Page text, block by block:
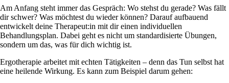
Am Anfang steht immer das Gespräch: Wo stehst du gerade? Was fällt
dir schwer? Was möchtest du wieder können? Darauf aufbauend
entwickelt deine Therapeut:in mit dir einen individuellen
Behandlungsplan. Dabei geht es nicht um standardisierte Übungen,
sondern um das, was für dich wichtig ist.
Ergotherapie arbeitet mit echten Tätigkeiten – denn das Tun selbst hat
eine heilende Wirkung. Es kann zum Beispiel darum gehen: